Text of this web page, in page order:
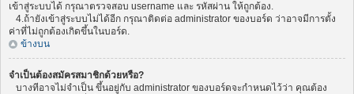
เข้าสู่ระบบได้ กรุณาตรวจสอบ username และ รหัสผ่าน ให้ถูกต้อง.
4.ถ้ายังเข้าสู่ระบบไม่ได้อีก กรุณาติดต่อ administrator ของบอร์ด ว่าอาจมีการตั้ง
ค่าที่ไม่ถูกต้องเกิดขึ้นในบอร์ด.
ข้างบน
จำเป็นต้องสมัครสมาชิกด้วยหรือ?
บางทีอาจไม่จำเป็น ขึ้นอยู่กับ administrator ของบอร์ดจะกำหนดไว้ว่า คุณต้อง